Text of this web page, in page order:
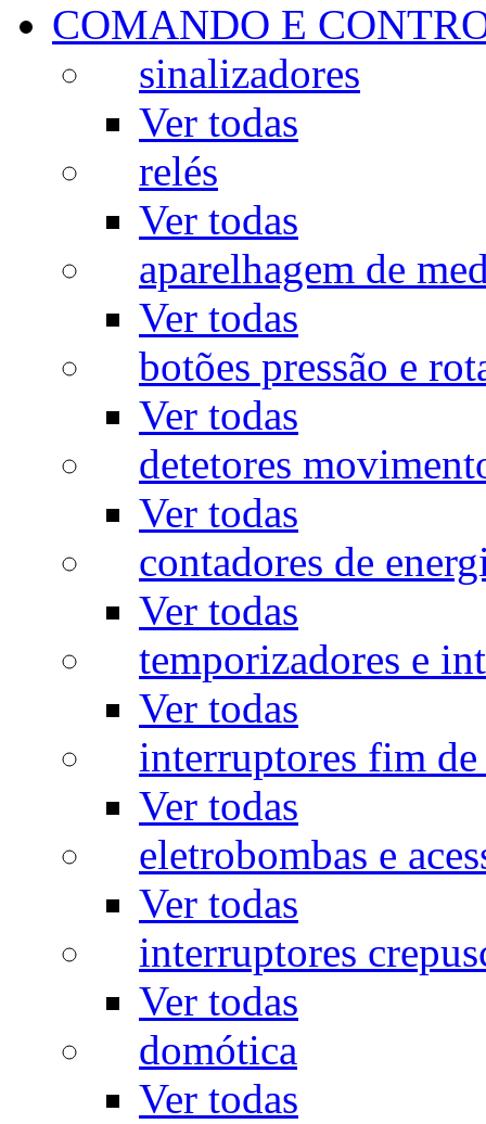
COMANDO E
sinalizadores
Ver todas
relés
Ver todas
aparelhagem de
Ver todas
botões pressão e
Ver todas
detetores
Ver todas
contadores de
Ver todas
temporizadores e
Ver todas
interruptores fim de
Ver todas
eletrobombas e
Ver todas
interruptores
Ver todas
domótica
Ver todas